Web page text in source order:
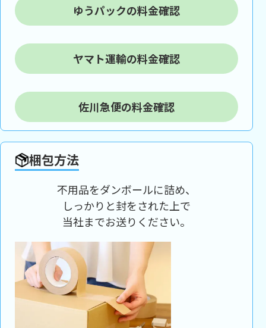
ゆうパックの料金確認
ヤマト運輸の料金確認
佐川急便の料金確認
梱包方法
不用品をダンボールに詰め、
しっかりと封をされた上で
当社までお送りください。